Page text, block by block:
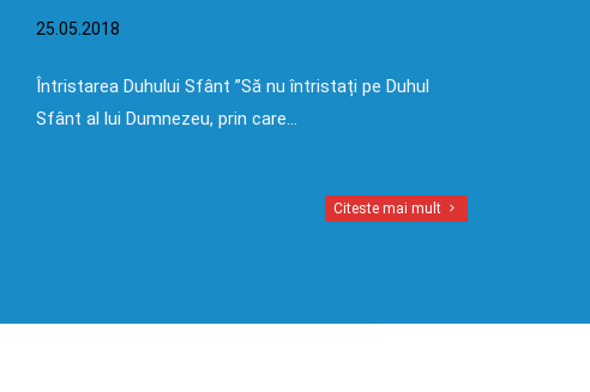
25.05.2018
Întristarea Duhului Sfânt ”Să nu întristați pe Duhul
Sfânt al lui Dumnezeu, prin care…
Citeste mai mult